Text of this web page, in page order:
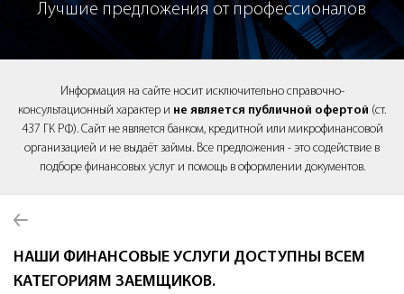
Лучшие предложения от профессионалов
Информация на сайте носит исключительно справочно-
консультационный характер и не является публичной офертой (ст.
437 ГК РФ). Сайт не является банком, кредитной или микрофинансовой
организацией и не выдаёт займы. Все предложения - это содействие в
подборе финансовых услуг и помощь в оформлении документов.
НАШИ ФИНАНСОВЫЕ УСЛУГИ ДОСТУПНЫ ВСЕМ
КАТЕГОРИЯМ ЗАЕМЩИКОВ.